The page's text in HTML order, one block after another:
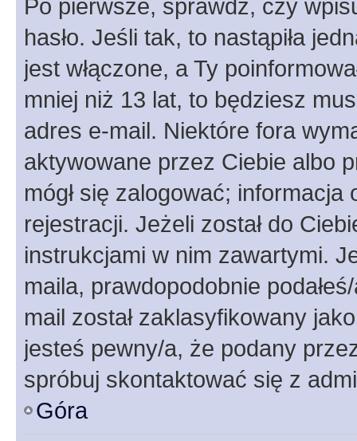
Po pierwsze, sprawdź, czy
hasło. Jeśli tak, to nastąpiła
jest włączone, a Ty
mniej niż 13 lat, to będziesz
adres e-mail. Niektóre fora
aktywowane przez Ciebie albo
mógł się zalogować;
rejestracji. Jeżeli został do
instrukcjami w nim zawartymi.
maila, prawdopodobnie
mail został zaklasyfikowany
jesteś pewny/a, że podany
spróbuj skontaktować się z
Góra